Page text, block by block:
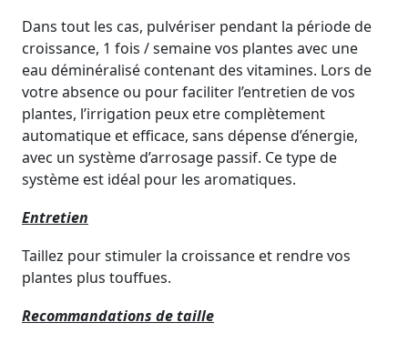
Dans tout les cas, pulvériser pendant la période de
croissance, 1 fois / semaine vos plantes avec une
eau déminéralisé contenant des vitamines. Lors de
votre absence ou pour faciliter l’entretien de vos
plantes, l’irrigation peux etre complètement
automatique et efficace, sans dépense d’énergie,
avec un système d’arrosage passif. Ce type de
système est idéal pour les aromatiques.
Entretien
Taillez pour stimuler la croissance et rendre vos
plantes plus touffues.
Recommandations de taille